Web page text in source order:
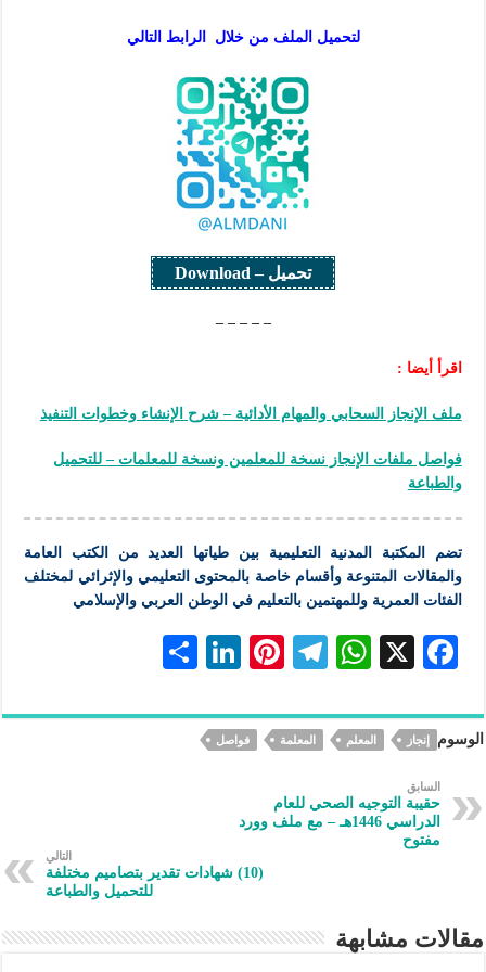
لتحميل الملف من خلال الرابط التالي
تحميل – Download
– – – – –
اقرأ أيضا :
ملف الإنجاز السحابي والمهام الأدائية – شرح الإنشاء وخطوات التنفيذ
فواصل ملفات الإنجاز نسخة للمعلمين ونسخة للمعلمات – للتحميل
والطباعة
تضم المكتبة المدنية التعليميةبين طياتها العديد من الكتب العامة
والمقالات المتنوعة وأقسام خاصة بالمحتوى التعليمي والإثرائي لمختلف
الفئات العمرية وللمهتمينبالتعليم في الوطن العربي والإسلامي
F
eb
oo
k
X
W
at
s
A
p
Te
gr
a
m
Pi
er
es
Li
ke
dI
ar
الوسوم إنجاز المعلم المعلمة فواصل
السابق
حقيبة التوجيه الصحي للعام
الدراسي 1446هـ – مع ملف وورد
مفتوح
التالي
(10) شهادات تقدير بتصاميم مختلفة
للتحميل والطباعة
مقالات مشابهة